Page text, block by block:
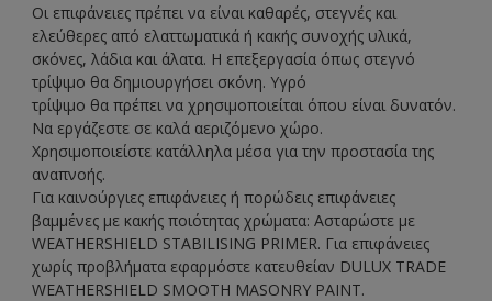
Οι επιφάνειες πρέπει να είναι καθαρές, στεγνές και
ελεύθερες από ελαττωματικά ή κακής συνοχής υλικά,
σκόνες, λάδια και άλατα. Η επεξεργασία όπως στεγνό
τρίψιμο θα δημιουργήσει σκόνη. Υγρό
τρίψιμο θα πρέπει να χρησιμοποιείται όπου είναι δυνατόν.
Να εργάζεστε σε καλά αεριζόμενο χώρο.
Χρησιμοποιείστε κατάλληλα μέσα για την προστασία της
αναπνοής.
Για καινούργιες επιφάνειες ή πορώδεις επιφάνειες
βαμμένες με κακής ποιότητας χρώματα: Ασταρώστε με
WEATHERSHIELD STABILISING PRIMER. Για επιφάνειες
χωρίς προβλήματα εφαρμόστε κατευθείαν DULUX TRADE
WEATHERSHIELD SMOOTH MASONRY PAINT.